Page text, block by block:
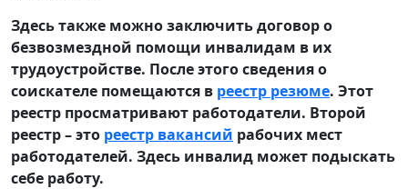
Здесь также можно заключить договор о
безвозмездной помощи инвалидам в их
трудоустройстве. После этого сведения о
соискателе помещаются в реестр резюме. Этот
реестр просматривают работодатели. Второй
реестр – это реестр вакансий рабочих мест
работодателей. Здесь инвалид может подыскать
себе работу.